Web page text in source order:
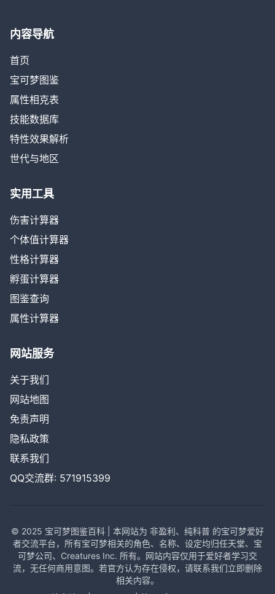
内容导航
首页
宝可梦图鉴
属性相克表
技能数据库
特性效果解析
世代与地区
实用工具
伤害计算器
个体值计算器
性格计算器
孵蛋计算器
图鉴查询
属性计算器
网站服务
关于我们
网站地图
免责声明
隐私政策
联系我们
QQ交流群: 571915399
© 2025 宝可梦图鉴百科 | 本网站为 非盈利、纯科普 的宝可梦爱好
者交流平台，所有宝可梦相关的角色、名称、设定均归任天堂、宝
可梦公司、Creatures Inc. 所有。网站内容仅用于爱好者学习交
流，无任何商用意图。若官方认为存在侵权，请联系我们立即删除
相关内容。